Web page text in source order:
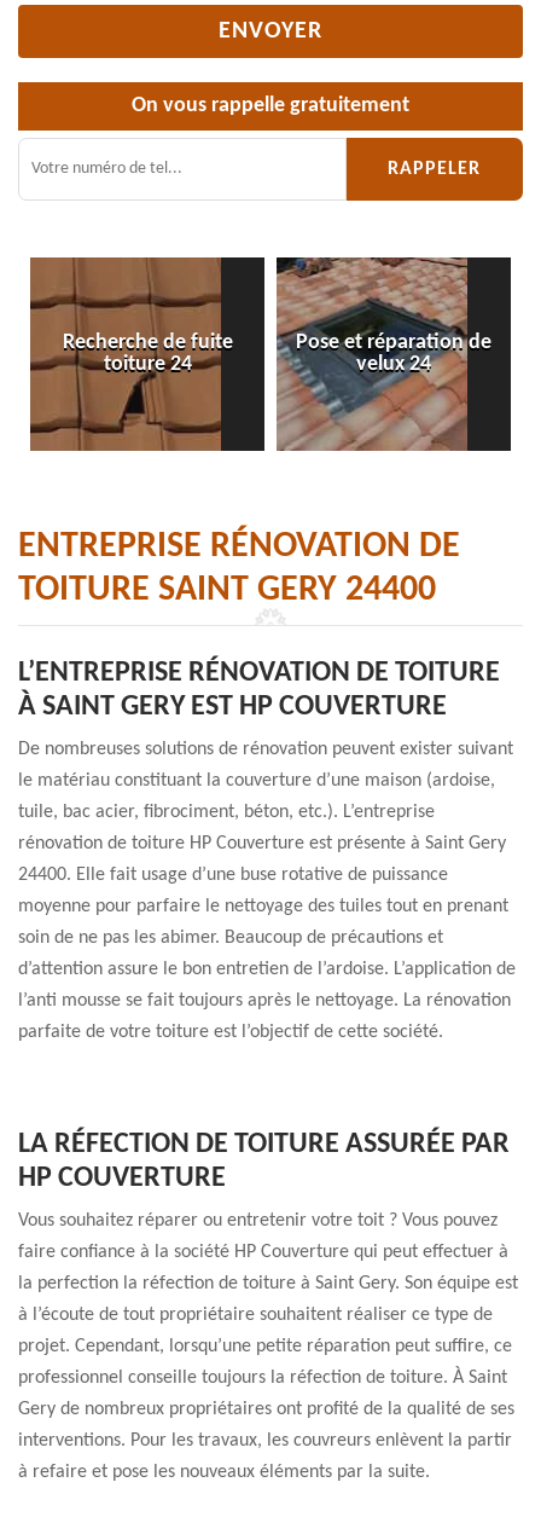
On vous rappelle gratuitement
Recherche de fuite
toiture 24
Pose et réparation de
velux 24
ENTREPRISE RÉNOVATION DE
TOITURE SAINT GERY 24400
L’ENTREPRISE RÉNOVATION DE TOITURE
À SAINT GERY EST HP COUVERTURE
De nombreuses solutions de rénovation peuvent exister suivant
le matériau constituant la couverture d’une maison (ardoise,
tuile, bac acier, fibrociment, béton, etc.). L’entreprise
rénovation de toiture HP Couverture est présente à Saint Gery
24400. Elle fait usage d’une buse rotative de puissance
moyenne pour parfaire le nettoyage des tuiles tout en prenant
soin de ne pas les abimer. Beaucoup de précautions et
d’attention assure le bon entretien de l’ardoise. L’application de
l’anti mousse se fait toujours après le nettoyage. La rénovation
parfaite de votre toiture est l’objectif de cette société.
LA RÉFECTION DE TOITURE ASSURÉE PAR
HP COUVERTURE
Vous souhaitez réparer ou entretenir votre toit ? Vous pouvez
faire confiance à la société HP Couverture qui peut effectuer à
la perfection la réfection de toiture à Saint Gery. Son équipe est
à l’écoute de tout propriétaire souhaitent réaliser ce type de
projet. Cependant, lorsqu’une petite réparation peut suffire, ce
professionnel conseille toujours la réfection de toiture. À Saint
Gery de nombreux propriétaires ont profité de la qualité de ses
interventions. Pour les travaux, les couvreurs enlèvent la partir
à refaire et pose les nouveaux éléments par la suite.